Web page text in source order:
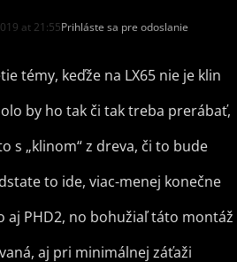
at 21:55Prihláste sa pre odoslanie
témy, keďže na LX65 nie je klin
by ho tak či tak treba prerábať,
s „klinom“ z dreva, či to bude
to ide, viac-menej konečne
aj PHD2, no bohužiaľ táto montáž
aj pri minimálnej záťaži